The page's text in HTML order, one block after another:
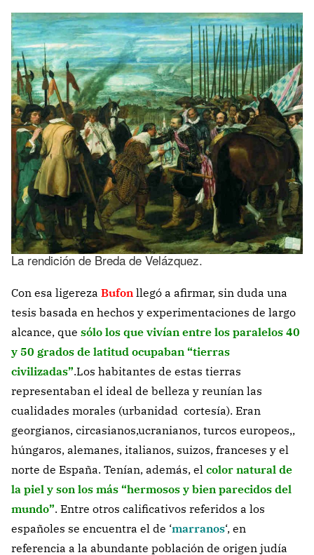
La rendición de Breda de Velázquez.
Con esa ligereza Bufon llegó a afirmar, sin duda una
tesis basada en hechos y experimentaciones de largo
alcance, que sólo los que vivían entre los paralelos 40
y 50 grados de latitud ocupaban “tierras
civilizadas”.Los habitantes de estas tierras
representaban el ideal de belleza y reunían las
cualidades morales (urbanidad cortesía). Eran
georgianos, circasianos,ucranianos, turcos europeos,,
húngaros, alemanes, italianos, suizos, franceses y el
norte de España. Tenían, además, el color natural de
la piel y son los más “hermosos y bien parecidos del
mundo”. Entre otros calificativos referidos a los
españoles se encuentra el de ‘marranos‘, en
referencia a la abundante población de origen judía